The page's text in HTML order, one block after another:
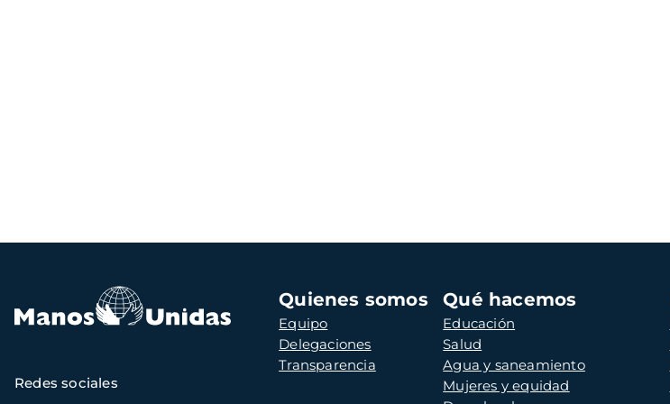
Navegación
principal
Quienes somos
Equipo
Delegaciones
Transparencia
Qué hacemos
Educación
Salud
Agua y saneamiento
Mujeres y equidad
Redes sociales